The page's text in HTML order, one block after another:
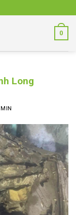
0
Long